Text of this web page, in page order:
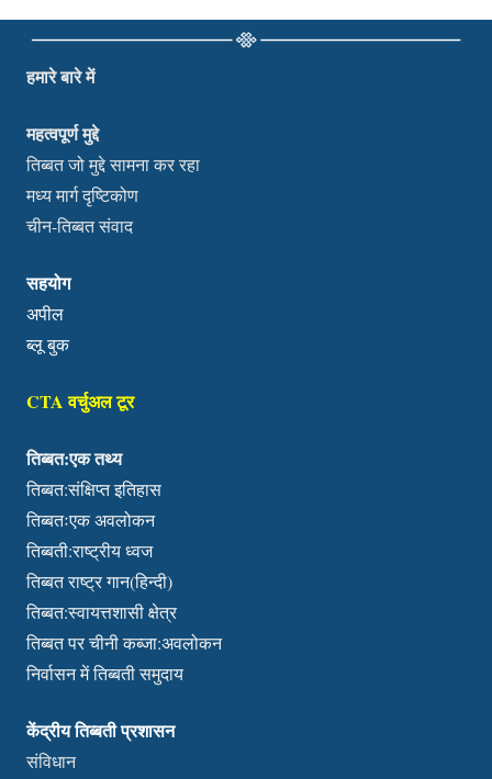
हमारे बारे में
महत्वपूर्ण मुद्दे
तिब्बत जो मुद्दे सामना कर रहा
मध्य मार्ग दृष्टिकोण
चीन-तिब्बत संवाद
सहयोग
अपील
ब्लू बुक
CTA वर्चुअल टूर
तिब्बत:एक तथ्य
तिब्बत:संक्षिप्त इतिहास
तिब्बतःएक अवलोकन
तिब्बती:राष्ट्रीय ध्वज
तिब्बत राष्ट्र गान(हिन्दी)
तिब्बत:स्वायत्तशासी क्षेत्र
तिब्बत पर चीनी कब्जा:अवलोकन
निर्वासन में तिब्बती समुदाय
केंद्रीय तिब्बती प्रशासन
संविधान